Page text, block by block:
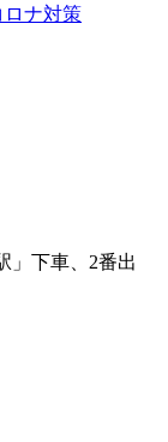
ナ対策
」下車、2番出